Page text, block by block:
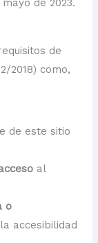
de 2023.
de
2018) como,
de este sitio
al
o
accesibilidad